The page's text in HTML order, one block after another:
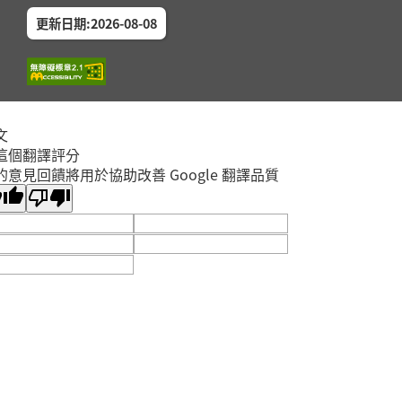
更新日期:2026-08-08
個翻譯評分
意見回饋將用於協助改善 Google 翻譯品質